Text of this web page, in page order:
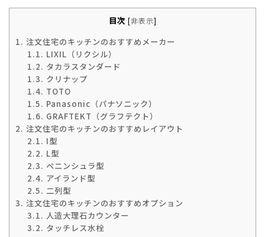
目次 [非表示]
1. 注文住宅のキッチンのおすすめメーカー
1.1. LIXIL（リクシル）
1.2. タカラスタンダード
1.3. クリナップ
1.4. TOTO
1.5. Panasonic（パナソニック）
1.6. GRAFTEKT（グラフテクト）
2. 注文住宅のキッチンのおすすめレイアウト
2.1. I型
2.2. L型
2.3. ペニンシュラ型
2.4. アイランド型
2.5. 二列型
3. 注文住宅のキッチンのおすすめオプション
3.1. 人造大理石カウンター
3.2. タッチレス水栓